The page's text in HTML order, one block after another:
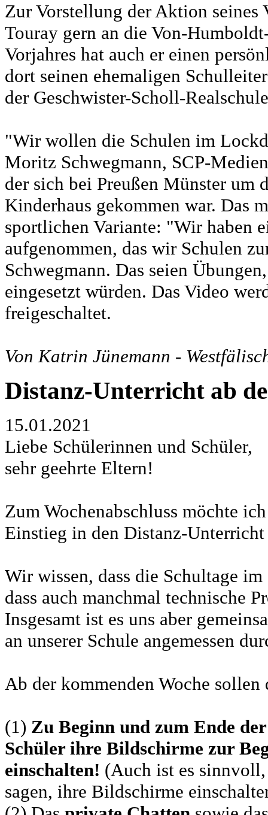
Zur Vorstellung der Aktion seines
Touray gern an die Von-
Vorjahres hat auch er einen
dort seinen ehemaligen
der Geschwister-Scholl-
"Wir wollen die Schulen im
Moritz Schwegmann, SCP-
der sich bei Preußen Münster um
Kinderhaus gekommen war. Das
sportlichen Variante: "Wir haben
aufgenommen, das wir Schulen
Schwegmann. Das seien
eingesetzt würden. Das Video
freigeschaltet.
Von Katrin Jünemann -
Distanz-Unterricht ab
15.01.2021
Liebe Schülerinnen und Schüler,
sehr geehrte Eltern!
Zum Wochenabschluss möchte
Einstieg in den Distanz-
Wir wissen, dass die Schultage
dass auch manchmal technische
Insgesamt ist es uns aber
an unserer Schule angemessen
Ab der kommenden Woche
(1) Zu Beginn und zum Ende
Schüler ihre Bildschirme zur
einschalten! (Auch ist es
sagen, ihre Bildschirme